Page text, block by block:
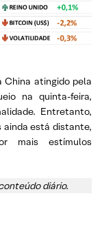
China atingido pela
na quinta-feira,
Entretanto,
ainda está distante,
mais estímulos
diário.